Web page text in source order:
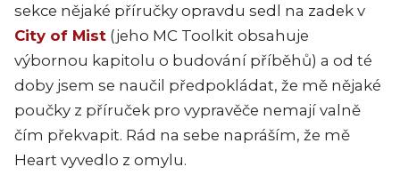
sekce nějaké příručky opravdu sedl na zadek v
City of Mist (jeho MC Toolkit obsahuje
výbornou kapitolu o budování příběhů) a od té
doby jsem se naučil předpokládat, že mě nějaké
poučky z příruček pro vypravěče nemají valně
čím překvapit. Rád na sebe napráším, že mě
Heart vyvedlo z omylu.